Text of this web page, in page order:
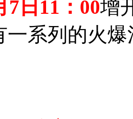
7日11：00增
一系列的火